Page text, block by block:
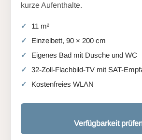
kurze Aufenthalte.
11 m²
Einzelbett, 90 × 200 cm
Eigenes Bad mit Dusche und WC
32-Zoll-Flachbild-TV mit SAT-
Kostenfreies WLAN
Verfügbarkeit